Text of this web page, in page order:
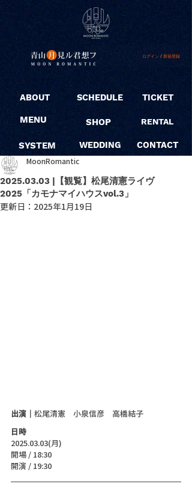
ログイン / 新規登録
ABOUT
MENU
SYSTEM
SCHEDULE
SHOP
WEDDING
TICKET
RENTAL
CONTACT
2025.03.03 |【観覧】松尾清憲ライヴ
2025「カモナマイハウスvol.3」
MoonRomantic
更新日： 2025年1月19日
出演｜ 松尾清憲　小泉信彦　高橋結子
日時
2025.03.03(月)
開場 / 18:30
開演 / 19:30